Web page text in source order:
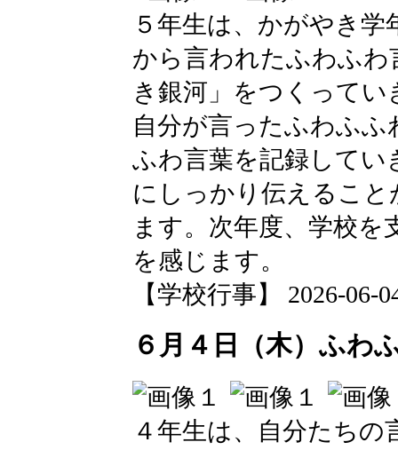
５年生は、かがやき
から言われたふわふ
き銀河」をつくってい
自分が言ったふわふ
ふわ言葉を記録してい
にしっかり伝えるこ
ます。次年度、学校
を感じます。
【学校行事】 2026-06-
６月４日（木）ふわ
４年生は、自分たち